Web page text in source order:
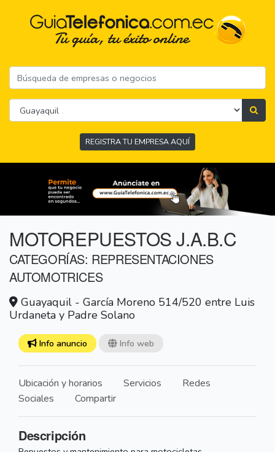
REGISTRA TU EMPRESA AQUÍ
MOTOREPUESTOS J.A.B.C
CATEGORÍAS: REPRESENTACIONES
AUTOMOTRICES
Guayaquil - García Moreno 514/520 entre Luis
Urdaneta y Padre Solano
Info anuncio Info web
Ubicación y horarios Servicios
Redes
Sociales
Compartir
Descripción